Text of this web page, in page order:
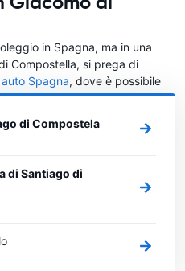
in Spagna, ma in una
Compostella, si prega di
Spagna, dove è possibile
si vuole noleggiare l'auto.
di Compostela
di Santiago di